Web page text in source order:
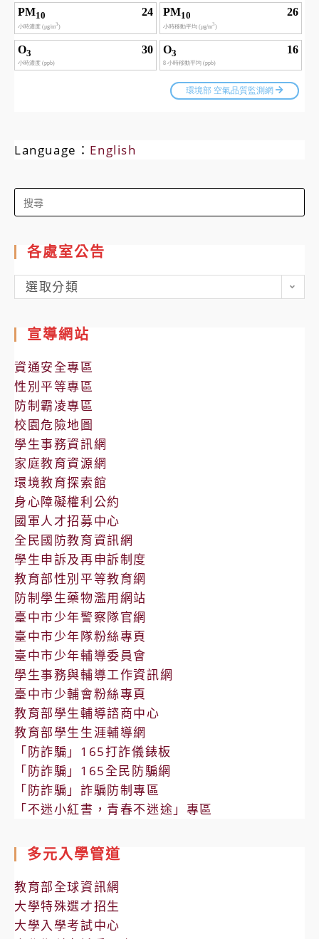
Language： English
Search
for:
各處室公告
各
處
公
告
選取分類
宣導網站
資通安全專區
性別平等專區
防制霸凌專區
校園危險地圖
學生事務資訊網
家庭教育資源網
環境教育探索館
身心障礙權利公約
國軍人才招募中心
全民國防教育資訊網
學生申訴及再申訴制度
教育部性別平等教育網
防制學生藥物濫用網站
臺中市少年警察隊官網
臺中市少年隊粉絲專頁
臺中市少年輔導委員會
學生事務與輔導工作資訊網
臺中市少輔會粉絲專頁
教育部學生輔導諮商中心
教育部學生生涯輔導網
「防詐騙」165打詐儀錶板
「防詐騙」165全民防騙網
「防詐騙」詐騙防制專區
「不迷小紅書，青春不迷途」專區
多元入學管道
教育部全球資訊網
大學特殊選才招生
大學入學考試中心